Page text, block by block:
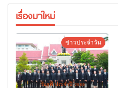
เรื่องมาใหม่
ข่าวประจำวัน